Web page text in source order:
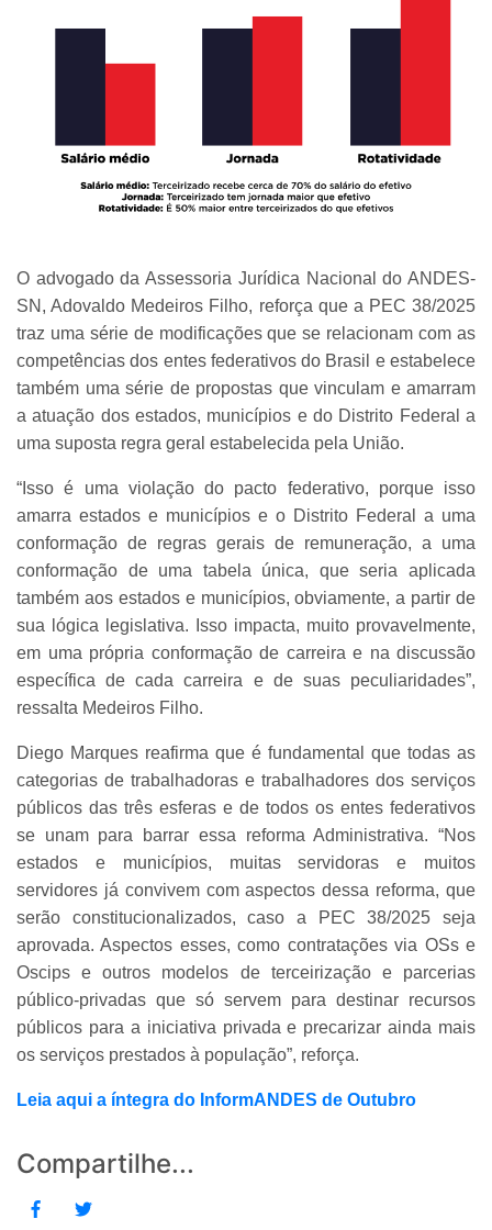
O advogado da Assessoria Jurídica Nacional do ANDES-
SN, Adovaldo Medeiros Filho, reforça que a PEC 38/2025
traz uma série de modificações que se relacionam com as
competências dos entes federativos do Brasil e estabelece
também uma série de propostas que vinculam e amarram
a atuação dos estados, municípios e do Distrito Federal a
uma suposta regra geral estabelecida pela União.
“Isso é uma violação do pacto federativo, porque isso
amarra estados e municípios e o Distrito Federal a uma
conformação de regras gerais de remuneração, a uma
conformação de uma tabela única, que seria aplicada
também aos estados e municípios, obviamente, a partir de
sua lógica legislativa. Isso impacta, muito provavelmente,
em uma própria conformação de carreira e na discussão
específica de cada carreira e de suas peculiaridades”,
ressalta Medeiros Filho.
Diego Marques reafirma que é fundamental que todas as
categorias de trabalhadoras e trabalhadores dos serviços
públicos das três esferas e de todos os entes federativos
se unam para barrar essa reforma Administrativa. “Nos
estados e municípios, muitas servidoras e muitos
servidores já convivem com aspectos dessa reforma, que
serão constitucionalizados, caso a PEC 38/2025 seja
aprovada. Aspectos esses, como contratações via OSs e
Oscips e outros modelos de terceirização e parcerias
público-privadas que só servem para destinar recursos
públicos para a iniciativa privada e precarizar ainda mais
os serviços prestados à população”, reforça.
Leia aqui a íntegra do InformANDES de Outubro
Compartilhe...